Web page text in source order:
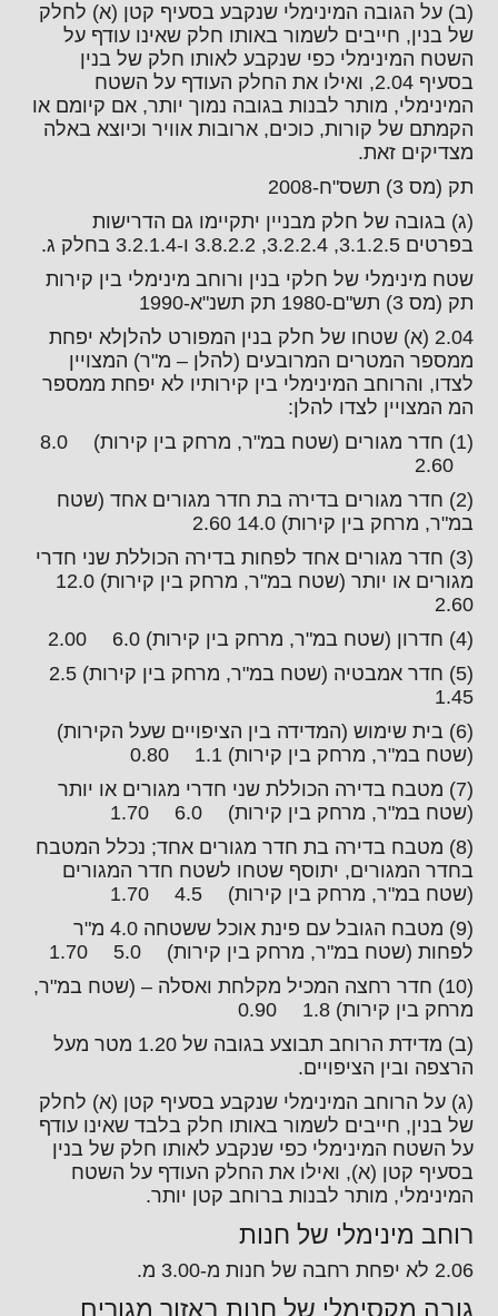
(ב) על הגובה המינימלי שנקבע בסעיף קטן (א) לחלק
של בנין, חייבים לשמור באותו חלק שאינו עודף על
השטח המינימלי כפי שנקבע לאותו חלק של בנין
בסעיף 2.04, ואילו את החלק העודף על השטח
המינימלי, מותר לבנות בגובה נמוך יותר, אם קיומם או
הקמתם של קורות, כוכים, ארובות אוויר וכיוצא באלה
מצדיקים זאת.
תק (מס 3) תשס"ח-2008
(ג) בגובה של חלק מבניין יתקיימו גם הדרישות
בפרטים 3.1.2.5, 3.2.2.4, 3.8.2.2 ו-3.2.1.4 בחלק ג.
שטח מינימלי של חלקי בנין ורוחב מינימלי בין קירות
תק (מס 3) תש"ם-1980 תק תשנ"א-1990
2.04 (א) שטחו של חלק בנין המפורט להלןלא יפחת
ממספר המטרים המרובעים (להלן – מ"ר) המצויין
לצדו, והרוחב המינימלי בין קירותיו לא יפחת ממספר
המ המצויין לצדו להלן:
(1) חדר מגורים (שטח במ"ר, מרחק בין קירות) 8.0
(2) חדר מגורים בדירה בת חדר מגורים אחד (שטח
במ"ר, מרחק בין קירות) 14.0 2.60
(3) חדר מגורים אחד לפחות בדירה הכוללת שני חדרי
מגורים או יותר (שטח במ"ר, מרחק בין קירות) 12.0
2.60
(4) חדרון (שטח במ"ר, מרחק בין קירות) 6.0 2.00
(5) חדר אמבטיה (שטח במ"ר, מרחק בין קירות) 2.5
1.45
(6) בית שימוש (המדידה בין הציפויים שעל הקירות)
(שטח במ"ר, מרחק בין קירות) 1.1 0.80
(7) מטבח בדירה הכוללת שני חדרי מגורים או יותר
(שטח במ"ר, מרחק בין קירות) 6.0 1.70
(8) מטבח בדירה בת חדר מגורים אחד; נכלל המטבח
בחדר המגורים, יתוסף שטחו לשטח חדר המגורים
(שטח במ"ר, מרחק בין קירות) 4.5 1.70
(9) מטבח הגובל עם פינת אוכל ששטחה 4.0 מ"ר
לפחות (שטח במ"ר, מרחק בין קירות) 5.0 1.70
(10) חדר רחצה המכיל מקלחת ואסלה – (שטח במ"ר,
מרחק בין קירות) 1.8 0.90
(ב) מדידת הרוחב תבוצע בגובה של 1.20 מטר מעל
הרצפה ובין הציפויים.
(ג) על הרוחב המינימלי שנקבע בסעיף קטן (א) לחלק
של בנין, חייבים לשמור באותו חלק בלבד שאינו עודף
על השטח המינימלי כפי שנקבע לאותו חלק של בנין
בסעיף קטן (א), ואילו את החלק העודף על השטח
המינימלי, מותר לבנות ברוחב קטן יותר.
רוחב מינימלי של חנות
2.06 לא יפחת רחבה של חנות מ-3.00 מ.
גובה מקסימלי של חנות באזור מגורים